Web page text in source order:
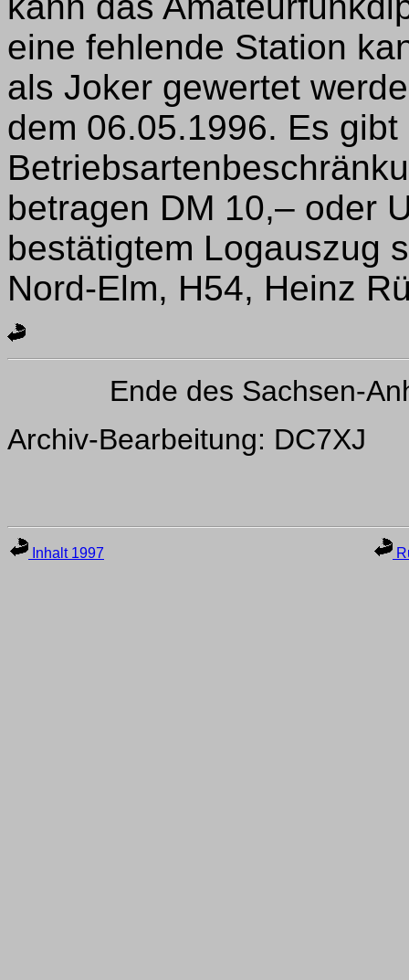
eine fehlende Station
als Joker gewertet
dem 06.05.1996. Es
betragen DM 10,– oder
bestätigtem Logauszug
Nord-Elm, H54, Heinz
Ende des Sachsen-
Archiv-Bearbeitung: DC7XJ
Inhalt 1997